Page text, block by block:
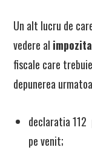
Un alt lucru de
vedere al
fiscale care
depunerea
declaratia
pe venit;